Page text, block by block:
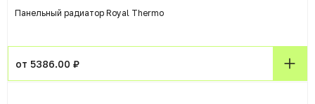
Панельный радиатор Royal Thermo
от 5386.00 ₽